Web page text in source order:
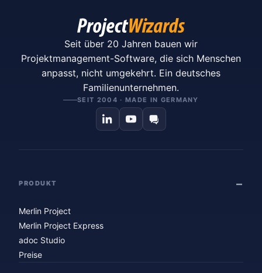
Seit über 20 Jahren bauen wir
Projektmanagement-Software, die sich Menschen
anpasst, nicht umgekehrt. Ein deutsches
Familienunternehmen.
SEIT 2004 · MADE IN GERMANY
PRODUKT
Merlin Project
Merlin Project Express
adoc Studio
Preise